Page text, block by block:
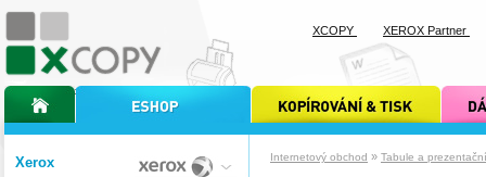
Internetový obchod » Tabule a
Xerox
úvodní stránka xcopyinternetový obchod xcopy kopírování a tisk xcopy dárkové
XCOPY XEROX Partner